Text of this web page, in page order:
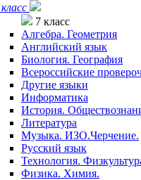
7 класс
Алгебра. Геометрия
Английский язык
Биология. География
Всероссийские
Другие языки
Информатика
История.
Литература
Музыка. ИЗО.Черчение.
Русский язык
Технология.
Физика. Химия.